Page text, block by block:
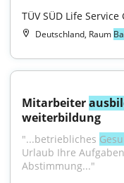
TÜV SÜD Life Service
Deutschland, Raum
Mitarbeiter
weiterbildung
"...betriebliches
Urlaub Ihre
Abstimmung..."